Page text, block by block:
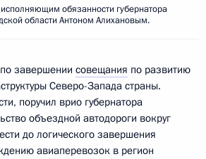
обязанности губернатора
области Антоном Алихановым.
завершении совещания по развитию
Северо-Запада страны.
поручил врио губернатора
объездной автодороги вокруг
до логического завершения
авиаперевозок в регион